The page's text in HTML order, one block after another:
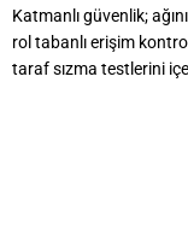
Katmanlı güvenlik;
rol tabanlı erişim
taraf sızma testlerini